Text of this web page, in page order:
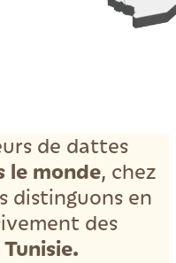
de dattes
le monde, chez
distinguons en
des